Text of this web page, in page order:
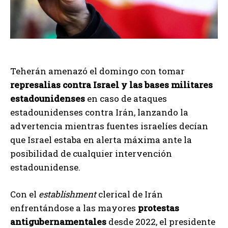
Teherán amenazó el domingo con tomar
represalias contra Israel y las bases militares
estadounidenses en caso de ataques
estadounidenses contra Irán, lanzando la
advertencia mientras fuentes israelíes decían
que Israel estaba en alerta máxima ante la
posibilidad de cualquier intervención
estadounidense.
Con el establishmentclerical de Irán
enfrentándose a las mayores protestas
antigubernamentales desde 2022, el presidente